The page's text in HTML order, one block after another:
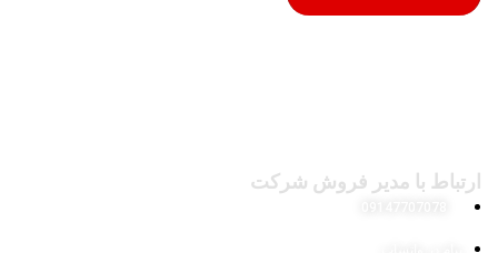
ارتباط با مدیر فروش شرکت